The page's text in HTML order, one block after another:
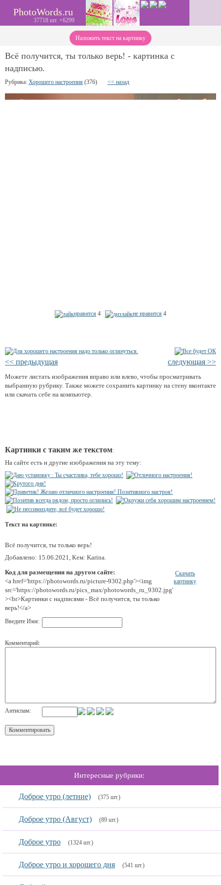
PhotoWords.ru
37718 шт. +6299
Наложить текст на картинку
Всё получится, ты только верь! - картинка с
надписью.
Рубрика: Хорошего настроения (376) << назад
нравится 4 не нравится 4
<< предыдущая следующая >>
Можете листать изображения вправо или влево, чтобы просматривать
выбранную рубрику. Также можете сохранить картинку на стену вконтакте
или скачать себе на компьютер.
Картинки с таким же текстом:
На сайте есть и другие изображения на эту тему:
Текст на картинке:
Всё получится, ты только верь!
Добавлено: 15.06.2021, Кем: Karina.
Код для размещения на другом сайте:
<a href='https://photowords.ru/picture-9302.php'><img
src='https://photowords.ru/pics_max/photowords_ru_9302.jpg'
><br>Картинки с надписями - Всё получится, ты только
верь!</a>
Скачать
картинку
Введите Имя:
Комментарий:
Антиспам:
Интересные рубрики:
Доброе утро (летние) (375 шт.)
Доброе утро (Август) (89 шт.)
Доброе утро (1324 шт.)
Доброе утро и хорошего дня (541 шт.)